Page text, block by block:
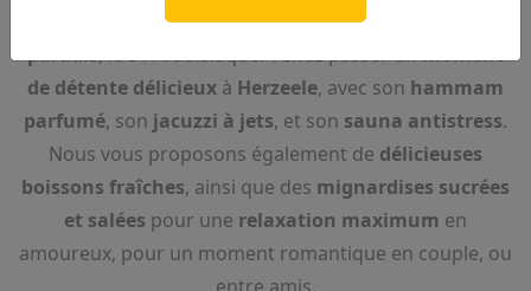
de Calais) vous accueille dans sonpetit coin de
paradis, le S’PAradisiaque. Venez passer unmoment
de détente délicieux à Herzeele, avec son hammam
parfumé, son jacuzzi à jets, et son sauna antistress.
Nous vous proposons également de délicieuses
boissons fraîches, ainsi que des mignardises sucrées
et salées pour une relaxation maximum en
amoureux, pour un moment romantique en couple, ou